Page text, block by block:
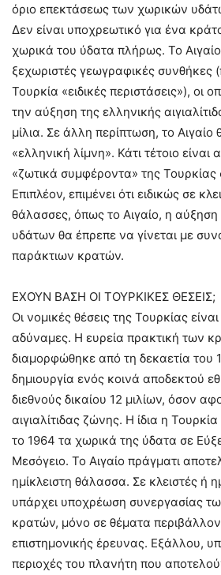
όριο επεκτάσεως των χωρικών
Δεν είναι υποχρεωτικό για ένα
χωρικά του ύδατα πλήρως. Το Αιγαίο
ξεχωριστές γεωγραφικές συνθήκες
Τουρκία «ειδικές περιστάσεις»), οι
την αύξηση της ελληνικής
μίλια. Σε άλλη περίπτωση, το Αιγαίο
«ελληνική λίμνη». Κάτι τέτοιο είναι
«ζωτικά συμφέροντα» της Τουρκίας
Επιπλέον, επιμένει ότι ειδικώς σε
θάλασσες, όπως το Αιγαίο, η
υδάτων θα έπρεπε να γίνεται με
παράκτιων κρατών.
ΕΧΟΥΝ ΒΑΣΗ ΟΙ ΤΟΥΡΚΙΚΕΣ ΘΕΣΕΙΣ;
Οι νομικές θέσεις της Τουρκίας
αδύναμες. Η ευρεία πρακτική των
διαμορφώθηκε από τη δεκαετία του
δημιουργία ενός κοινά αποδεκτού
διεθνούς δικαίου 12 μιλίων, όσον
αιγιαλίτιδας ζώνης. Η ίδια η Τουρκία
το 1964 τα χωρικά της ύδατα σε
Μεσόγειο. Το Αιγαίο πράγματι
ημίκλειστη θάλασσα. Σε κλειστές ή
υπάρχει υποχρέωση συνεργασίας
κρατών, μόνο σε θέματα
επιστημονικής έρευνας. Εξάλλου,
περιοχές του πλανήτη που